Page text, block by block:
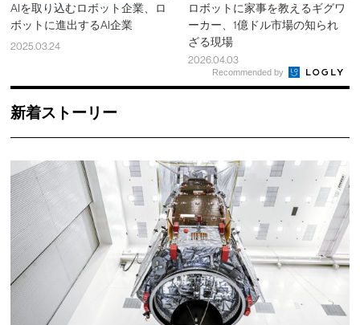
AIを取り込むロボット企業、ロ
ボットに進出するAI企業
2025.03.24
ロボットに家事を教えるギグワ
ーカー、1億ドル市場の知られ
ざる現場
2026.04.03
Recommended by
新着ストーリー